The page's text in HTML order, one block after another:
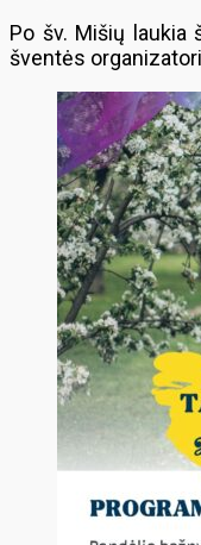
Po šv. Mišių laukia
šventės